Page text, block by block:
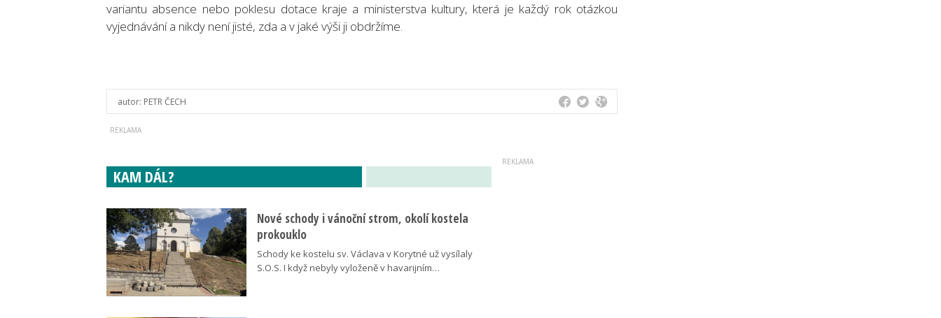
variantu absence nebo poklesu dotace kraje a ministerstva kultury, která je každý rok otázkou
vyjednávání a nikdy není jisté, zda a v jaké výši ji obdržíme.
autor: PETR ČECH
KAM DÁL?
Nové schody i vánoční strom, okolí kostela
prokouklo
Schody ke kostelu sv. Václava v Korytné už vysílaly
S.O.S. I když nebyly vyloženě v havarijním…